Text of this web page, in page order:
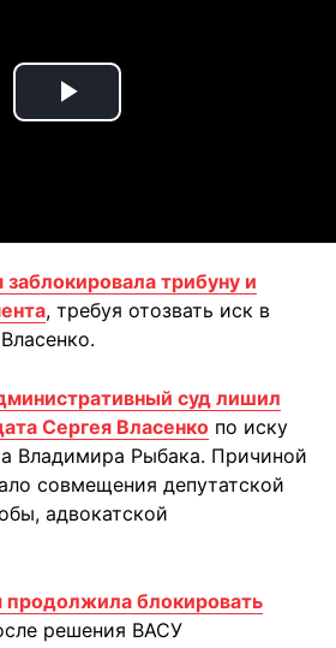
Play
трибуну и
, требуя отозвать иск в
суд лишил
Сергея Власенко по иску
Владимира Рыбака. Причиной
совмещения депутатской
адвокатской
продолжила блокировать
решения ВАСУ